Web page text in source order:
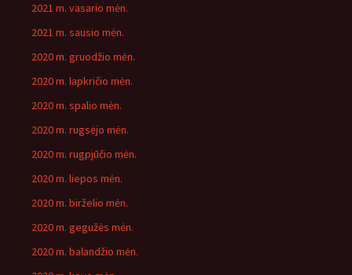
2021 m. vasario mėn.
2021 m. sausio mėn.
2020 m. gruodžio mėn.
2020 m. lapkričio mėn.
2020 m. spalio mėn.
2020 m. rugsėjo mėn.
2020 m. rugpjūčio mėn.
2020 m. liepos mėn.
2020 m. birželio mėn.
2020 m. gegužės mėn.
2020 m. balandžio mėn.